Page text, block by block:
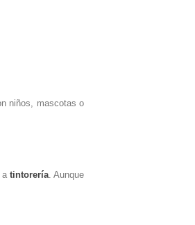
niños, mascotas o
a tintorería. Aunque